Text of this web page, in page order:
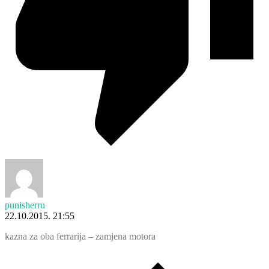
punisherru
22.10.2015. 21:55
kazna za oba ferrarija – zamjena motora